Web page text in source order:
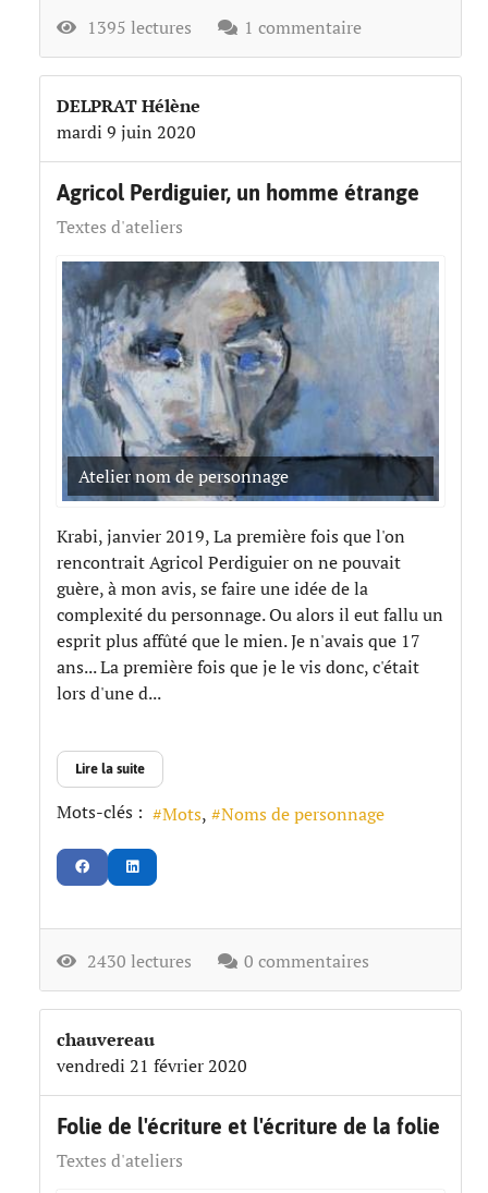
1395 lectures 1 commentaire
DELPRAT Hélène
mardi 9 juin 2020
Agricol Perdiguier, un homme étrange
Textes d'ateliers
Atelier nom de personnage
Krabi, janvier 2019, La première fois que l'on
rencontrait Agricol Perdiguier on ne pouvait
guère, à mon avis, se faire une idée de la
complexité du personnage. Ou alors il eut fallu un
esprit plus affûté que le mien. Je n'avais que 17
ans... La première fois que je le vis donc, c'était
lors d'une d...
Lire la suite
Mots-clés : Mots Noms de personnage
2430 lectures 0 commentaires
chauvereau
vendredi 21 février 2020
Folie de l'écriture et l'écriture de la folie
Textes d'ateliers